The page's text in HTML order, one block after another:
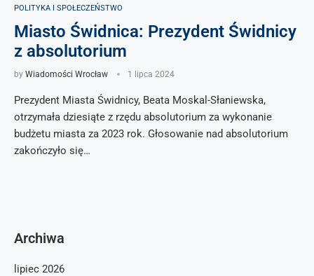
POLITYKA I SPOŁECZEŃSTWO
Miasto Świdnica: Prezydent Świdnicy
z absolutorium
by Wiadomości Wrocław 1 lipca 2024
Prezydent Miasta Świdnicy, Beata Moskal-Słaniewska,
otrzymała dziesiąte z rzędu absolutorium za wykonanie
budżetu miasta za 2023 rok. Głosowanie nad absolutorium
zakończyło się…
Archiwa
lipiec 2026